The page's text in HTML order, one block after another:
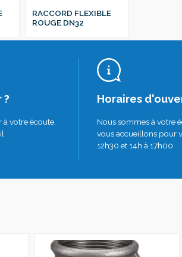
RACCORD FLEXIBLE
ROUGE DN32
?
votre écoute.
Horaires
Nous sommes à votre
vous accueillons pour
12h30 et 14h à 17h00